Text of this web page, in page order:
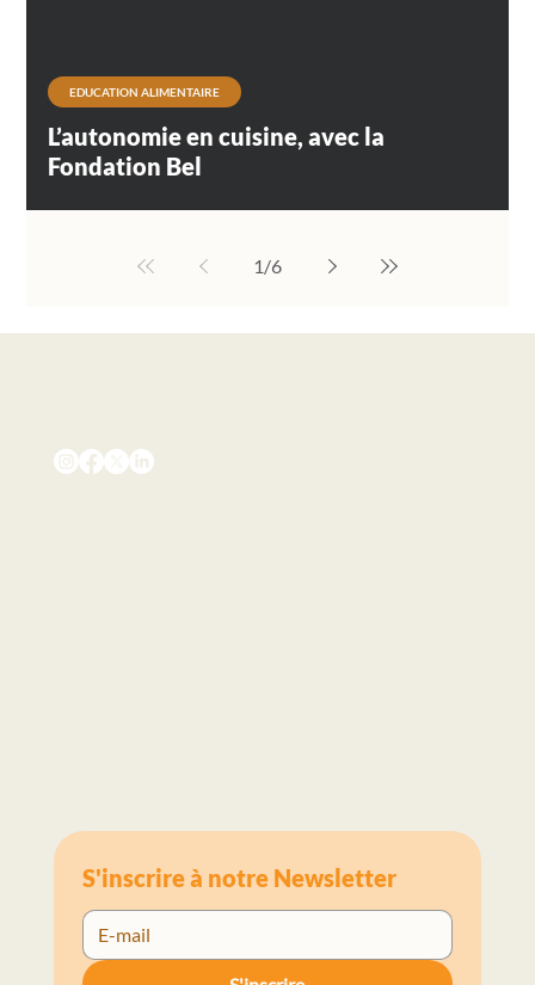
L’autonomie en cuisine, avec la
Fondation Bel
EDUCATION ALIMENTAIRE
1/6
S'inscrire à notre Newsletter